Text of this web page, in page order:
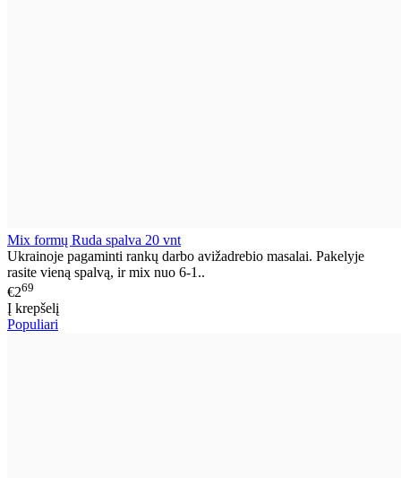
Mix formų Ruda spalva 20 vnt
Ukrainoje pagaminti rankų darbo avižadrebio masalai. Pakelyje
rasite vieną spalvą, ir mix nuo 6-1..
€269
Į krepšelį
Populiari